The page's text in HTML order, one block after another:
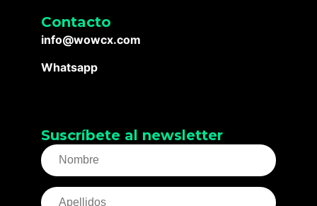
Contacto
info@wowcx.com
Whatsapp
Suscríbete al newsletter